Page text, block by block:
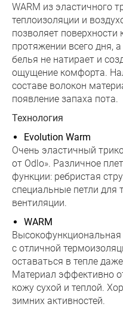
WARM из эластичного
теплоизоляции и
позволяет поверхности
протяжении всего дня,
белья не натирает и
ощущение комфорта.
составе волокон
появление запаха пота.
Технология
Evolution Warm
Очень эластичный
от Odlo». Различное
функции: ребристая
специальные петли для
вентиляции.
WARM
с отличной
оставаться в тепле
Материал эффективно
кожу сухой и теплой.
зимних активностей.